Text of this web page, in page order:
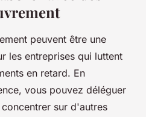
peuvent être une
les entreprises qui luttent
en retard. En
vous pouvez déléguer
sur d'autres